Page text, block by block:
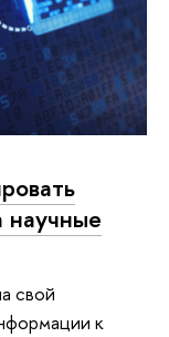
научные
свой
к